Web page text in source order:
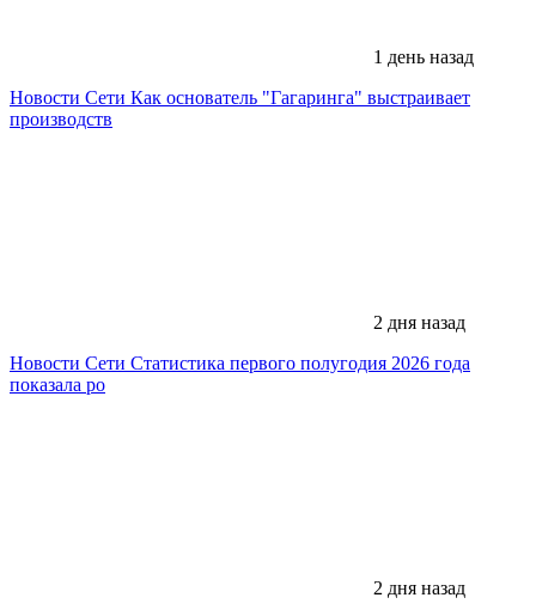
1 день назад
Новости Сети Как основатель "Гагаринга" выстраивает
производств
2 дня назад
Новости Сети Статистика первого полугодия 2026 года
показала ро
2 дня назад